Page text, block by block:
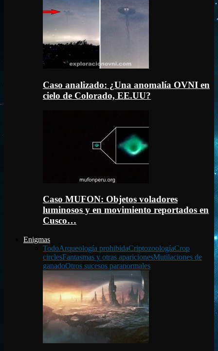
Caso analizado: ¿Una anomalía OVNI en
cielo de Colorado, EE.UU?
Caso MUFON: Objetos voladores
luminosos y en movimiento reportados en
Cusco…
Enigmas
TodoArqueología prohibidaCriptozoologíaCrop
circlesFantasmas y otras aparicionesMutilaciones de
ganadoOtros sucesos paranormales